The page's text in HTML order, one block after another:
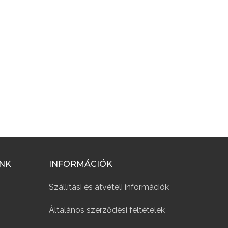
INFORMÁCIÓK
Szállítási és átvételi információk
Általános szerződési feltételek